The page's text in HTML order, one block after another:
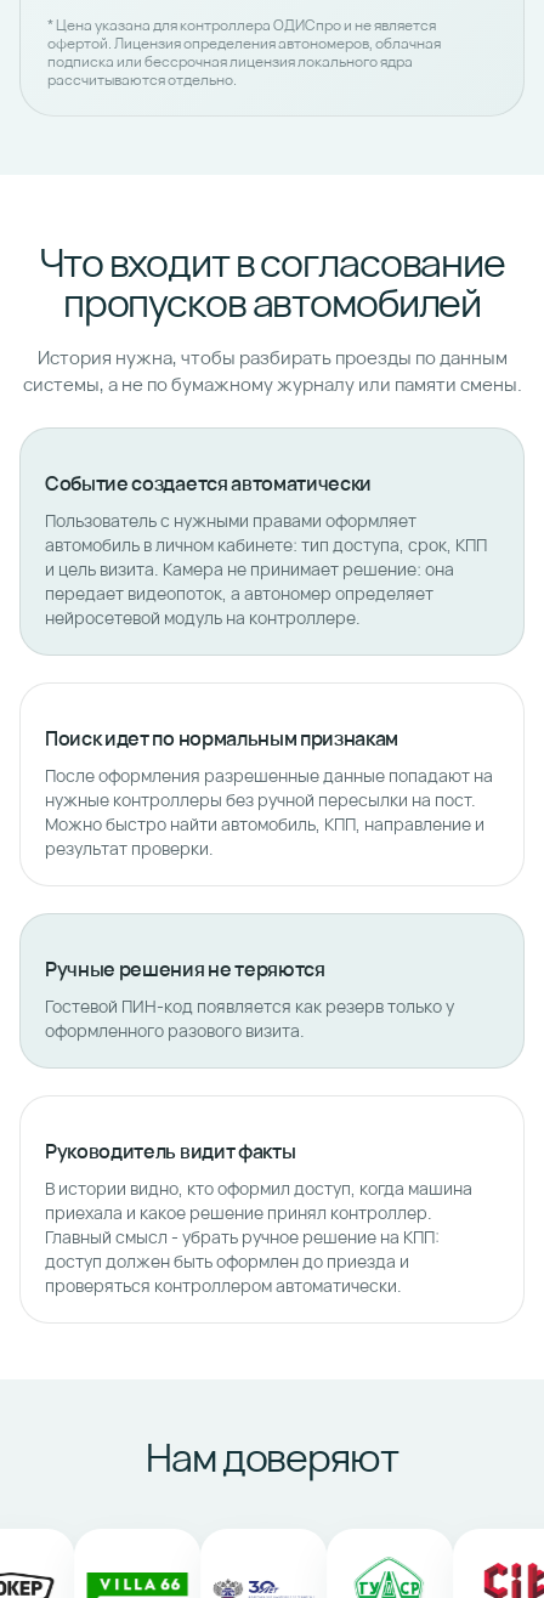
* Цена указана для контроллера ОДИСпро и не является
офертой. Лицензия определения автономеров, облачная
подписка или бессрочная лицензия локального ядра
рассчитываются отдельно.
Что входит в согласование
пропусков автомобилей
История нужна, чтобы разбирать проезды по данным
системы, а не по бумажному журналу или памяти смены.
Событие создается автоматически
Пользователь с нужными правами оформляет
автомобиль в личном кабинете: тип доступа, срок, КПП
и цель визита. Камера не принимает решение: она
передает видеопоток, а автономер определяет
нейросетевой модуль на контроллере.
Поиск идет по нормальным признакам
После оформления разрешенные данные попадают на
нужные контроллеры без ручной пересылки на пост.
Можно быстро найти автомобиль, КПП, направление и
результат проверки.
Ручные решения не теряются
Гостевой ПИН-код появляется как резерв только у
оформленного разового визита.
Руководитель видит факты
В истории видно, кто оформил доступ, когда машина
приехала и какое решение принял контроллер.
Главный смысл - убрать ручное решение на КПП:
доступ должен быть оформлен до приезда и
проверяться контроллером автоматически.
Нам доверяют